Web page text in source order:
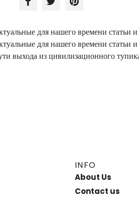
для нашего времени
для нашего времени
выхода из цивилизационного
INFO
About Us
Contact us